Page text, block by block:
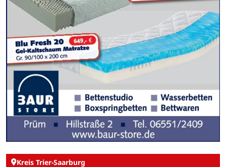
Kreis Trier-Saarburg